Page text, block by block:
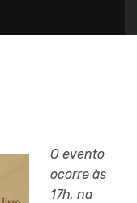
O evento
ocorre às
17h, na